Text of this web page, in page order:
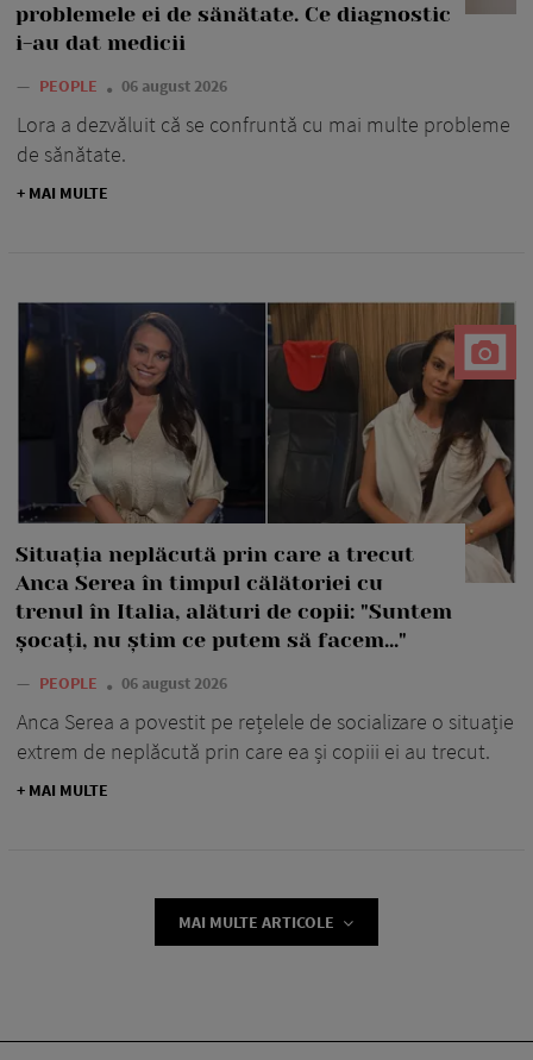
problemele ei de sănătate. Ce diagnostic
i-au dat medicii
— PEOPLE 06 august 2026
Lora a dezvăluit că se confruntă cu mai multe probleme
de sănătate.
+ MAI MULTE
Situația neplăcută prin care a trecut
Anca Serea în timpul călătoriei cu
trenul în Italia, alături de copii: "Suntem
șocați, nu știm ce putem să facem..."
— PEOPLE 06 august 2026
Anca Serea a povestit pe rețelele de socializare o situație
extrem de neplăcută prin care ea și copiii ei au trecut.
+ MAI MULTE
MAI MULTE ARTICOLE